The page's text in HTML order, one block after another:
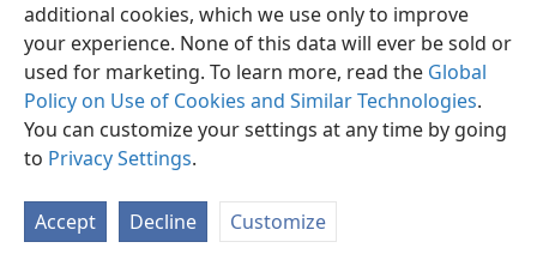
additional cookies, which we use only to improve
your experience. None of this data will ever be sold or
used for marketing. To learn more, read the Global
Policy on Use of Cookies and Similar Technologies.
You can customize your settings at any time by going
to Privacy Settings.
Accept Decline Customize